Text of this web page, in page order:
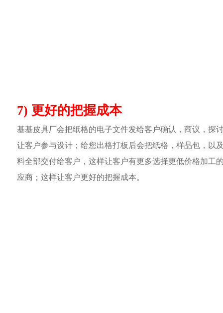
7) 更好的把握成本
基基皮具厂会把纸格的电子文件发给客户确认，商议，探
让客户参与设计；给您出格打板后会把纸格，样品包，以
料全部交付给客户，这样让客户有更多选择更低价格加工
应商；这样让客户更好的把握成本。